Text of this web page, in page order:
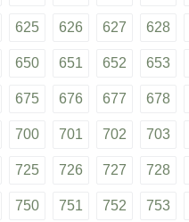
625 626 627 628
650 651 652 653
675 676 677 678
700 701 702 703
725 726 727 728
750 751 752 753